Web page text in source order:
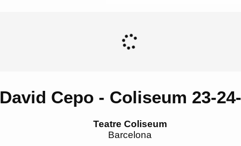
David Cepo - Coliseum 23-
Teatre Coliseum
Barcelona